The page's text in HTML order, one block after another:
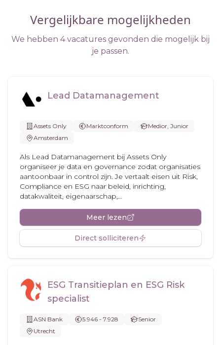
Vergelijkbare mogelijkheden
We hebben 4 vacatures gevonden die mogelijk bij
je passen.
Lead Datamanagement
Assets Only Marktconform
Medior, Junior
Amsterdam
Als Lead Datamanagement bij Assets Only
organiseer je data en governance zodat organisaties
aantoonbaar in control zijn. Je vertaalt eisen uit Risk,
Compliance en ESG naar beleid, inrichting,
datakwaliteit, eigenaarschap,...
Meer lezen
Direct solliciteren
ESG Transitieplan en ESG Risk
specialist
ASN Bank 5.946 - 7.928
Senior
Utrecht